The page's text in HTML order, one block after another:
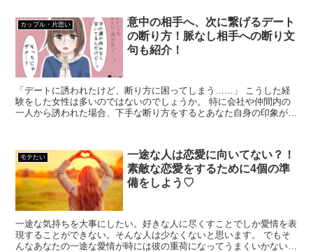
カップル・片思い
意中の相手へ、次に繋げるデート
の断り方！脈なし相手への断り文
句も紹介！
「デートに誘われたけど、断り方に困ってしまう……」 こうした経
験をした女性は多いのではないのでしょうか。 特に会社や仲間内の
一人から誘われた場合、下手な断り方をするとあなた自身の印象が悪
モテたい
一途な人は恋愛に向いてない？！
素敵な恋愛をするために4個の準
備をしよう♡
一途な気持ちを大事にしたい。好きな人に尽くすことでしか愛情を表
現することができない。そんな人は少なくないと思います。 でもそ
んなあなたの一途な愛情が時には彼の重荷になってうまくいかないこ